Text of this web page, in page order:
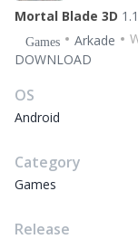
Mortal Blade 3D 1.1
Games Arkade
DOWNLOAD
OS
Android
Category
Games
Release